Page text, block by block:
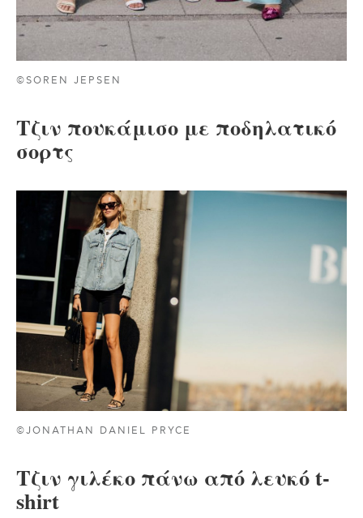
©SOREN JEPSEN
Τζιν πουκάμισο με ποδηλατικό
σορτς
©JONATHAN DANIEL PRYCE
Τζιν γιλέκο πάνω από λευκό t-
shirt